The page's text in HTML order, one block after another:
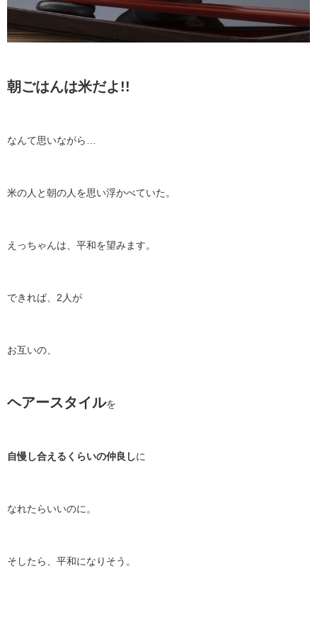
朝ごはんは米だよ!!
なんて思いながら…
米の人と朝の人を思い浮かべていた。
えっちゃんは、平和を望みます。
できれば、2人が
お互いの、
ヘアースタイルを
自慢し合えるくらいの仲良しに
なれたらいいのに。
そしたら、平和になりそう。